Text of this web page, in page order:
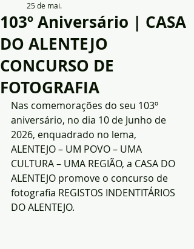
103º Aniversário | CASA
DO ALENTEJO
CONCURSO DE
FOTOGRAFIA
25 de mai.
Nas comemorações do seu 103º
aniversário, no dia 10 de Junho de
2026, enquadrado no lema,
ALENTEJO – UM POVO – UMA
CULTURA – UMA REGIÃO, a CASA DO
ALENTEJO promove o concurso de
fotografia REGISTOS INDENTITÁRIOS
DO ALENTEJO.